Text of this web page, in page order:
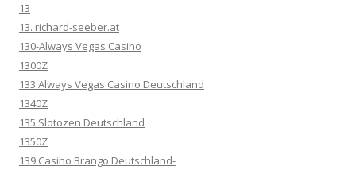
13
13. richard-seeber.at
130-Always Vegas Casino
1300Z
133 Always Vegas Casino Deutschland
1340Z
135 Slotozen Deutschland
1350Z
139 Casino Brango Deutschland-